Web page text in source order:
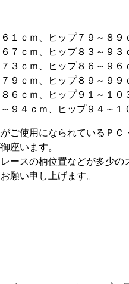
１ｃｍ、ヒップ７９～８９
７ｃｍ、ヒップ８３～９３
３ｃｍ、ヒップ８６～９６
９ｃｍ、ヒップ８９～９９
６ｃｍ、ヒップ９１～１０
９４ｃｍ、ヒップ９４～１
ご使用になられているＰＣ
座います。
ースの柄位置などが多少の
願い申し上げます。